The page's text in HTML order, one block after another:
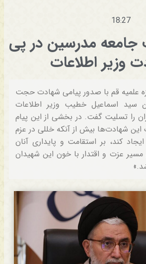
18:27
جامعه مدرسین در پی
وزیر اطلاعات
علمیه قم با صدور پیامی شهادت حجت
سید اسماعیل خطیب وزیر اطلاعات
را تسلیت گفت. در بخشی از این پیام
شهادت‌ها بیش از آنکه خللی در عزم
کند، بر استقامت و پایداری آنان
عزت و اقتدار با خون این شهیدان